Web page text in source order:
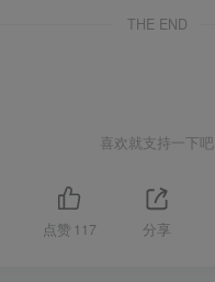
THE END
喜欢就支持一下吧
点赞 117 分享